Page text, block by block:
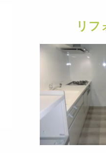
リフ